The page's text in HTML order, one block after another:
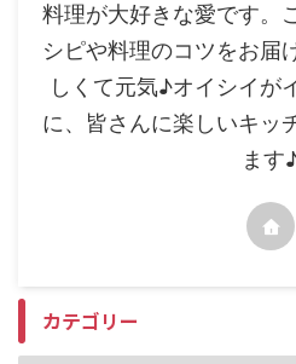
料理が大好きな愛です。
シピや料理のコツをお届
しくて元気♪オイシイが
に、皆さんに楽しいキッ
ます
カテゴリー